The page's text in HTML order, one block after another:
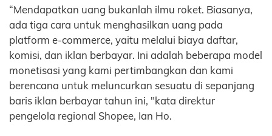
“Mendapatkan uang bukanlah ilmu roket. Biasanya,
ada tiga cara untuk menghasilkan uang pada
platform e-commerce, yaitu melalui biaya daftar,
komisi, dan iklan berbayar. Ini adalah beberapa model
monetisasi yang kami pertimbangkan dan kami
berencana untuk meluncurkan sesuatu di sepanjang
baris iklan berbayar tahun ini, "kata direktur
pengelola regional Shopee, Ian Ho.